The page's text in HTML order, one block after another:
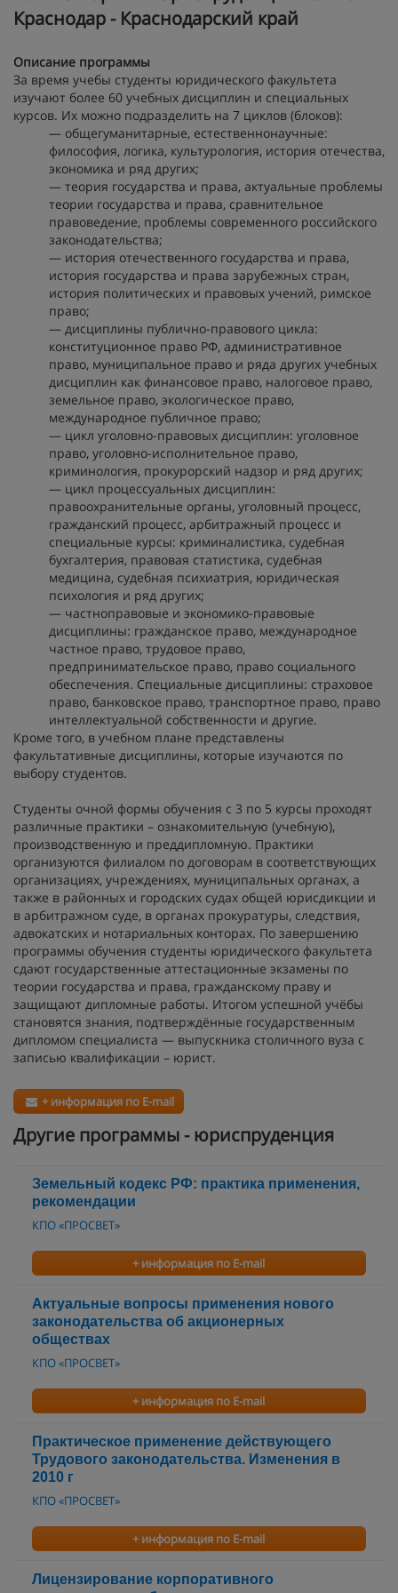
Краснодар - Краснодарский край
Описание программы
За время учебы студенты юридического факультета
изучают более 60 учебных дисциплин и специальных
курсов. Их можно подразделить на 7 циклов (блоков):
— общегуманитарные, естественнонаучные:
философия, логика, культурология, история отечества,
экономика и ряд других;
— теория государства и права, актуальные проблемы
теории государства и права, сравнительное
правоведение, проблемы современного российского
законодательства;
— история отечественного государства и права,
история государства и права зарубежных стран,
история политических и правовых учений, римское
право;
— дисциплины публично-правового цикла:
конституционное право РФ, административное
право, муниципальное право и ряда других учебных
дисциплин как финансовое право, налоговое право,
земельное право, экологическое право,
международное публичное право;
— цикл уголовно-правовых дисциплин: уголовное
право, уголовно-исполнительное право,
криминология, прокурорский надзор и ряд других;
— цикл процессуальных дисциплин:
правоохранительные органы, уголовный процесс,
гражданский процесс, арбитражный процесс и
специальные курсы: криминалистика, судебная
бухгалтерия, правовая статистика, судебная
медицина, судебная психиатрия, юридическая
психология и ряд других;
— частноправовые и экономико-правовые
дисциплины: гражданское право, международное
частное право, трудовое право,
предпринимательское право, право социального
обеспечения. Специальные дисциплины: страховое
право, банковское право, транспортное право, право
интеллектуальной собственности и другие.
Кроме того, в учебном плане представлены
факультативные дисциплины, которые изучаются по
выбору студентов.
Студенты очной формы обучения с 3 по 5 курсы проходят
различные практики – ознакомительную (учебную),
производственную и преддипломную. Практики
организуются филиалом по договорам в соответствующих
организациях, учреждениях, муниципальных органах, а
также в районных и городских судах общей юрисдикции и
в арбитражном суде, в органах прокуратуры, следствия,
адвокатских и нотариальных конторах. По завершению
программы обучения студенты юридического факультета
сдают государственные аттестационные экзамены по
теории государства и права, гражданскому праву и
защищают дипломные работы. Итогом успешной учёбы
становятся знания, подтверждённые государственным
дипломом специалиста — выпускника столичного вуза с
записью квалификации – юрист.
+ информация по E-mail
Другие программы - юриспруденция
Земельный кодекс РФ: практика применения,
рекомендации
КПО «ПРОСВЕТ»
+ информация по E-mail
Актуальные вопросы применения нового
законодательства об акционерных
обществах
КПО «ПРОСВЕТ»
+ информация по E-mail
Практическое применение действующего
Трудового законодательства. Изменения в
2010 г
КПО «ПРОСВЕТ»
+ информация по E-mail
Лицензирование корпоративного